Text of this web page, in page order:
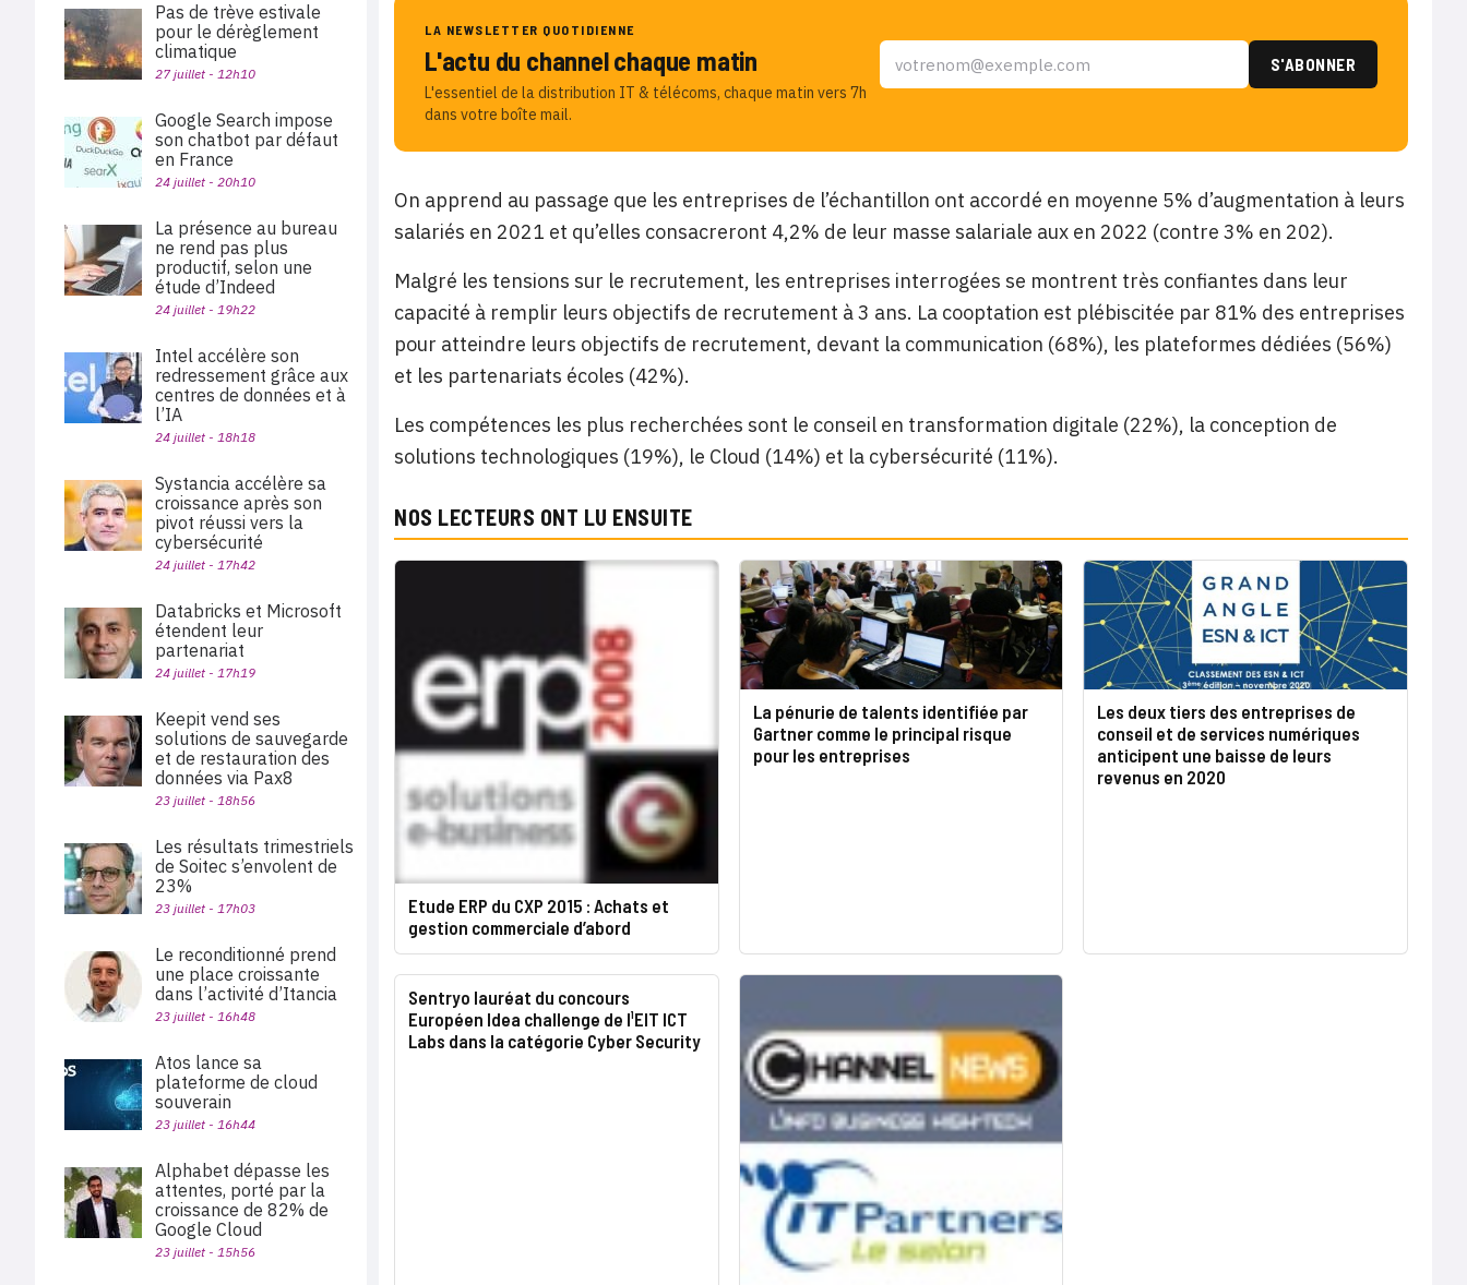
LA NEWSLETTER QUOTIDIENNE
L'actu du channel chaque matin
L'essentiel de la distribution IT & télécoms, chaque matin vers 7h
dans votre boîte mail.
On apprend au passage que les entreprises de l’échantillon ont accordé en moyenne 5% d’augmentation à leurs
salariés en 2021 et qu’elles consacreront 4,2% de leur masse salariale aux en 2022 (contre 3% en 202).
Malgré les tensions sur le recrutement, les entreprises interrogées se montrent très confiantes dans leur
capacité à remplir leurs objectifs de recrutement à 3 ans. La cooptation est plébiscitée par 81% des entreprises
pour atteindre leurs objectifs de recrutement, devant la communication (68%), les plateformes dédiées (56%)
et les partenariats écoles (42%).
Les compétences les plus recherchées sont le conseil en transformation digitale (22%), la conception de
solutions technologiques (19%), le Cloud (14%) et la cybersécurité (11%).
NOS LECTEURS ONT LU ENSUITE
Etude ERP du CXP 2015 : Achats et
gestion commerciale d’abord
La pénurie de talents identifiée par
Gartner comme le principal risque
pour les entreprises
Les deux tiers des entreprises de
conseil et de services numériques
anticipent une baisse de leurs
revenus en 2020
Sentryo lauréat du concours
Européen Idea challenge de l¹EIT ICT
Labs dans la catégorie Cyber Security
Pas de trève estivale
pour le dérèglement
climatique
27 juillet - 12h10
Google Search impose
son chatbot par défaut
en France
24 juillet - 20h10
La présence au bureau
ne rend pas plus
productif, selon une
étude d’Indeed
24 juillet - 19h22
Intel accélère son
redressement grâce aux
centres de données et à
l’IA
24 juillet - 18h18
Systancia accélère sa
croissance après son
pivot réussi vers la
cybersécurité
24 juillet - 17h42
Databricks et Microsoft
étendent leur
partenariat
24 juillet - 17h19
Keepit vend ses
solutions de sauvegarde
et de restauration des
données via Pax8
23 juillet - 18h56
Les résultats trimestriels
de Soitec s’envolent de
23%
23 juillet - 17h03
Le reconditionné prend
une place croissante
dans l’activité d’Itancia
23 juillet - 16h48
Atos lance sa
plateforme de cloud
souverain
23 juillet - 16h44
Alphabet dépasse les
attentes, porté par la
croissance de 82% de
Google Cloud
23 juillet - 15h56